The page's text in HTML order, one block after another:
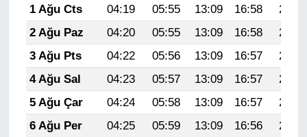
1 Ağu Cts
04:19 05:55 13:09 16:58
20:14
2 Ağu Paz
04:20 05:55 13:09 16:58
20:13
3 Ağu Pts
04:22 05:56 13:09 16:57
20:12
4 Ağu Sal
04:23 05:57 13:09 16:57
20:11
5 Ağu Çar
04:24 05:58 13:09 16:57
20:10
6 Ağu Per
04:25 05:59 13:09 16:56
20:08